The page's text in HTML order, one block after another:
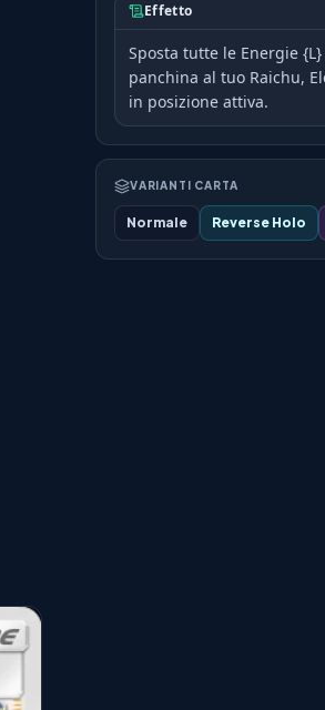
Effetto
Sposta tutte le Energie
panchina al tuo Raichu,
in posizione attiva.
VARIANTI CARTA
Normale Reverse Holo